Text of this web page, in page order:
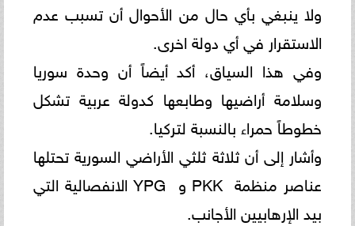
ولا ينبغي بأي ‏حال من الأحوال أن تسبب عدم
الاستقرار في أي دولة اخرى. ‏‎
وفي هذا السياق، أكد أيضاً أن وحدة سوريا
وسلامة أراضيها وطابعها كدولة عربية تشكل
خطوطاً حمراء بالنسبة لتركيا.‏
وأشار إلى أن ثلاثة ثلثي الأراضي السورية تحتلها
عناصر منظمة ‏PKK ‎‏ و ‏YPG ‎‏ الانفصالية التي
بيد الإرهابيين الأجانب.‏